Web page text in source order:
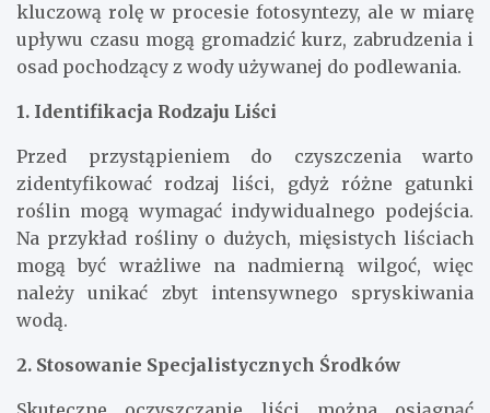
kluczową rolę w procesie fotosyntezy, ale w miarę
upływu czasu mogą gromadzić kurz, zabrudzenia i
osad pochodzący z wody używanej do podlewania.
1. Identifikacja Rodzaju Liści
Przed przystąpieniem do czyszczenia warto
zidentyfikować rodzaj liści, gdyż różne gatunki
roślin mogą wymagać indywidualnego podejścia.
Na przykład rośliny o dużych, mięsistych liściach
mogą być wrażliwe na nadmierną wilgoć, więc
należy unikać zbyt intensywnego spryskiwania
wodą.
2. Stosowanie Specjalistycznych Środków